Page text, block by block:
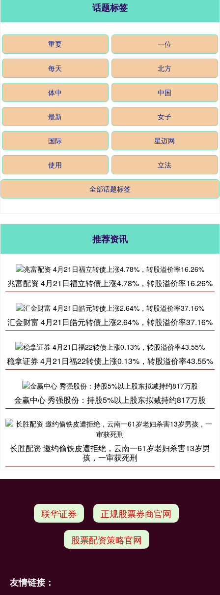
话题标签
重要 一位
每天 北方
体中 中国
最新 女子
国际 星迈网
使用 立法
全部话题标签
推荐资讯
兆富配资 4月21日福立转债上涨4.78%，转股溢价率16.26%
汇金财富 4月21日皓元转债上涨2.64%，转股溢价率37.16%
稳拿证券 4月21日福22转债上涨0.13%，转股溢价率43.55%
金赢中心 秀强股份：持股5%以上股东拟减持约817万股
长胜配资 邀约偷铁皮遭拒绝，云南一61岁老妇杀害13岁男
孩，一审获死刑
联华证券 正规股票券商官网
股票配资策略官网
友情链接：